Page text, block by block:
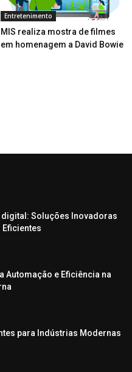
Entretenimento
MIS realiza mostra de filmes
em homenagem a David Bowie
Soluções Inovadoras
Automação e Eficiência na
para Indústrias Modernas